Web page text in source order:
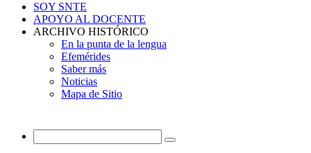
SOY SNTE
APOYO AL DOCENTE
ARCHIVO HISTÓRICO
En la punta de la lengua
Efemérides
Saber más
Noticias
Mapa de Sitio